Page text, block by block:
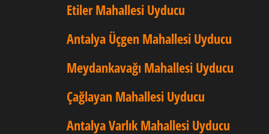
Etiler Mahallesi Uyducu
Antalya Üçgen Mahallesi Uyducu
Meydankavağı Mahallesi Uyducu
Çağlayan Mahallesi Uyducu
Antalya Varlık Mahallesi Uyducu